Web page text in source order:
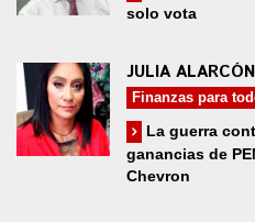
solo vota
JULIA ALARCÓN
Finanzas para
La guerra
ganancias de
Chevron